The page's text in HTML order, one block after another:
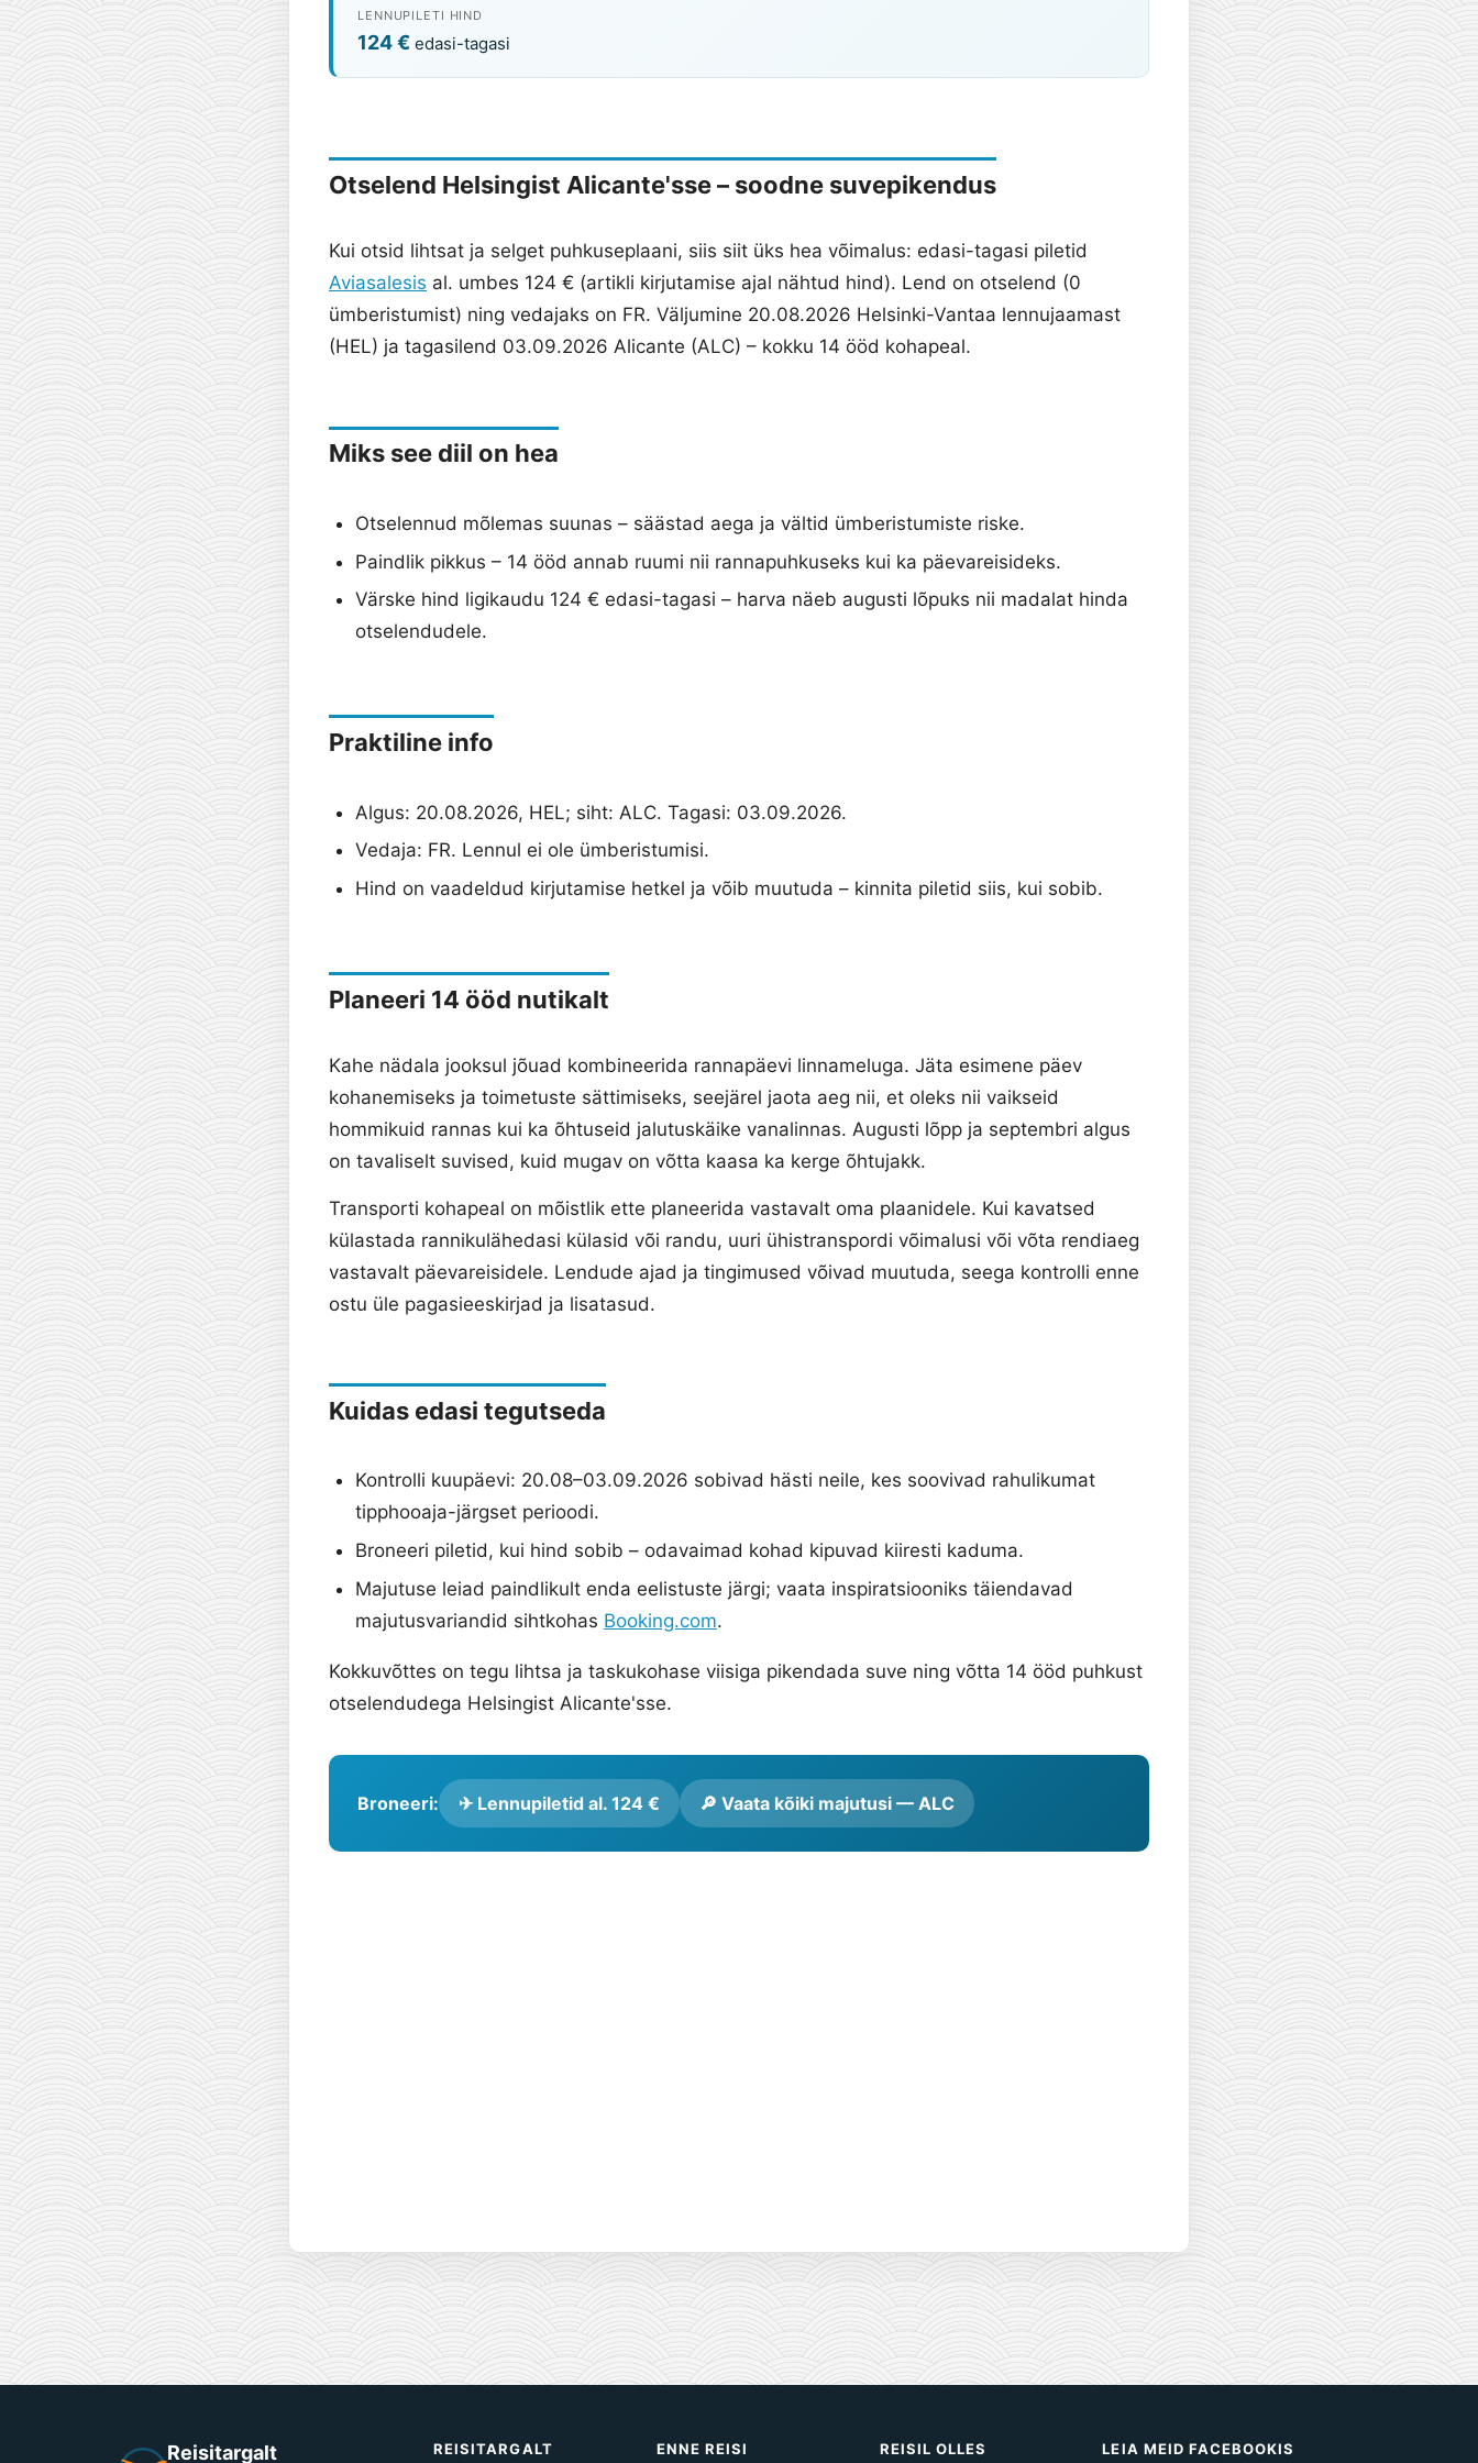
LENNUPILETI HIND
124 € edasi-tagasi
Otselend Helsingist Alicante'sse – soodne suvepikendus
Kui otsid lihtsat ja selget puhkuseplaani, siis siit üks hea võimalus: edasi-tagasi piletid
Aviasalesis al. umbes 124 € (artikli kirjutamise ajal nähtud hind). Lend on otselend (0
ümberistumist) ning vedajaks on FR. Väljumine 20.08.2026 Helsinki-Vantaa lennujaamast
(HEL) ja tagasilend 03.09.2026 Alicante (ALC) – kokku 14 ööd kohapeal.
Miks see diil on hea
Otselennud mõlemas suunas – säästad aega ja vältid ümberistumiste riske.
Paindlik pikkus – 14 ööd annab ruumi nii rannapuhkuseks kui ka päevareisideks.
Värske hind ligikaudu 124 € edasi-tagasi – harva näeb augusti lõpuks nii madalat hinda
otselendudele.
Praktiline info
Algus: 20.08.2026, HEL; siht: ALC. Tagasi: 03.09.2026.
Vedaja: FR. Lennul ei ole ümberistumisi.
Hind on vaadeldud kirjutamise hetkel ja võib muutuda – kinnita piletid siis, kui sobib.
Planeeri 14 ööd nutikalt
Kahe nädala jooksul jõuad kombineerida rannapäevi linnameluga. Jäta esimene päev
kohanemiseks ja toimetuste sättimiseks, seejärel jaota aeg nii, et oleks nii vaikseid
hommikuid rannas kui ka õhtuseid jalutuskäike vanalinnas. Augusti lõpp ja septembri algus
on tavaliselt suvised, kuid mugav on võtta kaasa ka kerge õhtujakk.
Transporti kohapeal on mõistlik ette planeerida vastavalt oma plaanidele. Kui kavatsed
külastada rannikulähedasi külasid või randu, uuri ühistranspordi võimalusi või võta rendiaeg
vastavalt päevareisidele. Lendude ajad ja tingimused võivad muutuda, seega kontrolli enne
ostu üle pagasieeskirjad ja lisatasud.
Kuidas edasi tegutseda
Kontrolli kuupäevi: 20.08–03.09.2026 sobivad hästi neile, kes soovivad rahulikumat
tipphooaja-järgset perioodi.
Broneeri piletid, kui hind sobib – odavaimad kohad kipuvad kiiresti kaduma.
Majutuse leiad paindlikult enda eelistuste järgi; vaata inspiratsiooniks täiendavad
majutusvariandid sihtkohas Booking.com.
Kokkuvõttes on tegu lihtsa ja taskukohase viisiga pikendada suve ning võtta 14 ööd puhkust
otselendudega Helsingist Alicante'sse.
Broneeri: ✈ Lennupiletid al. 124 € 🔎 Vaata kõiki majutusi — ALC
Reisitargalt REISITARGALT ENNE REISI REISIL OLLES LEIA MEID FACEBOOKIS